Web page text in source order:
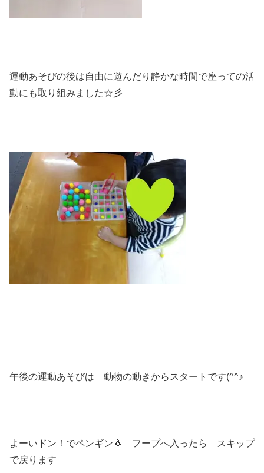
運動あそびの後は自由に遊んだり静かな時間で座っての活
動にも取り組みました☆彡
午後の運動あそびは 動物の動きからスタートです(^^♪
よーいドン！でペンギン🐧 フープへ入ったら スキップ
で戻ります